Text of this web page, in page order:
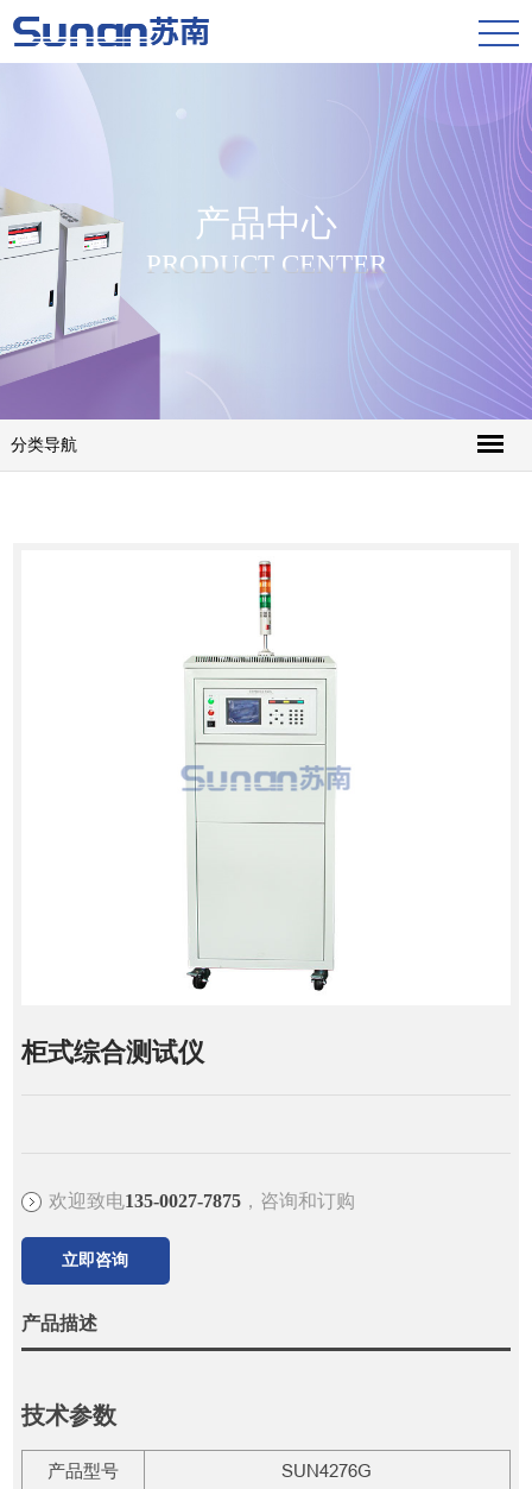
产品中心
PRODUCT CENTER
分类导航
柜式综合测试仪
欢迎致电135-0027-7875，咨询和订购
立即咨询
产品描述
技术参数
产品型号 SUN4276G